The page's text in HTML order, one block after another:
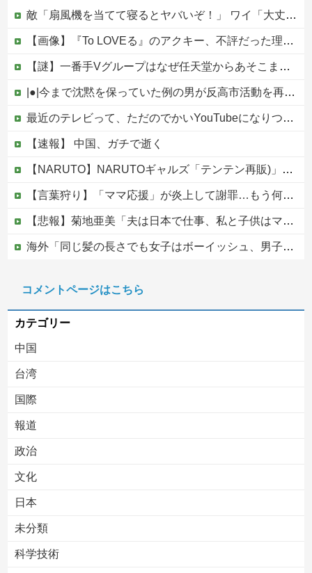
敵「扇風機を当てて寝るとヤバいぞ！」 ワイ「大丈夫やろｗｗｗ」扇風機ポチー
【画像】『To LOVEる』のアクキー、不評だった理由が明確すぎる
【謎】一番手Vグループはなぜ任天堂からあそこまで寵愛されるんだ？
|●|今まで沈黙を保っていた例の男が反高市活動を再開した模様、財務省を手を組んでの返り咲きが狙いか？
最近のテレビって、ただのでかいYouTubeになりつつあるよな他
【速報】 中国、ガチで逝く
【NARUTO】NARUTOギャルズ「テンテン再販)」フィギュア【明日予約開始】
【言葉狩り】「ママ応援」が炎上して謝罪…もう何も言えない
【悲報】菊地亜美「夫は日本で仕事、私と子供はマレーシア、夫は毎月会いに来る」←これどう思う？
海外「同じ髪の長さでも女子はボーイッシュ、男子は女っぽい扱いになる」呼び名が逆転する境界線あるある…？
【移民政策反対】イオンの売り場で唐揚げを食う中国人の子供
コメントページはこちら
カテゴリー
中国
台湾
国際
報道
政治
文化
日本
未分類
科学技術